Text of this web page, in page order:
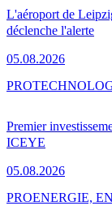
L'aéroport de
déclenche l'alerte
05.08.2026
Premier
ICEYE
05.08.2026
PRO
PROENERGIE,